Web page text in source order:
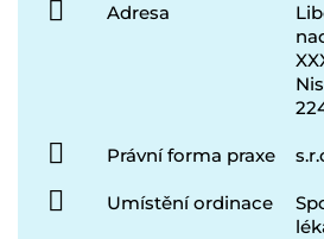
Adresa
Právní forma praxe
Umístění ordinace